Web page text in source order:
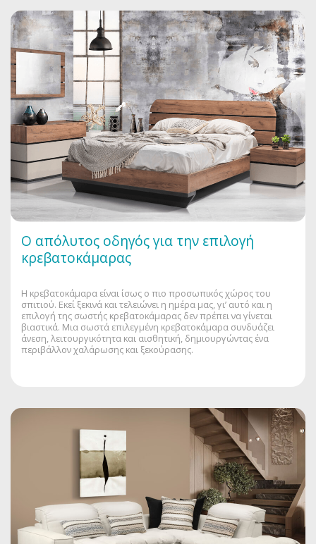
Ο απόλυτος οδηγός για την επιλογή
κρεβατοκάμαρας
Η κρεβατοκάμαρα είναι ίσως ο πιο προσωπικός χώρος του
σπιτιού. Εκεί ξεκινά και τελειώνει η ημέρα μας, γι’ αυτό και η
επιλογή της σωστής κρεβατοκάμαρας δεν πρέπει να γίνεται
βιαστικά. Μια σωστά επιλεγμένη κρεβατοκάμαρα συνδυάζει
άνεση, λειτουργικότητα και αισθητική, δημιουργώντας ένα
περιβάλλον χαλάρωσης και ξεκούρασης.